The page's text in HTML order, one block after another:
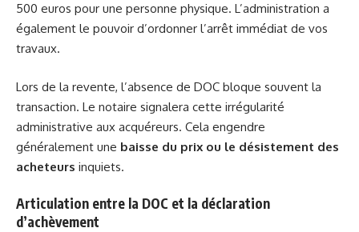
500 euros pour une personne physique. L’administration a
également le pouvoir d’ordonner l’arrêt immédiat de vos
travaux.
Lors de la revente, l’absence de DOC bloque souvent la
transaction. Le notaire signalera cette irrégularité
administrative aux acquéreurs. Cela engendre
généralement une baisse du prix ou le désistement des
acheteurs inquiets.
Articulation entre la DOC et la déclaration
d’achèvement